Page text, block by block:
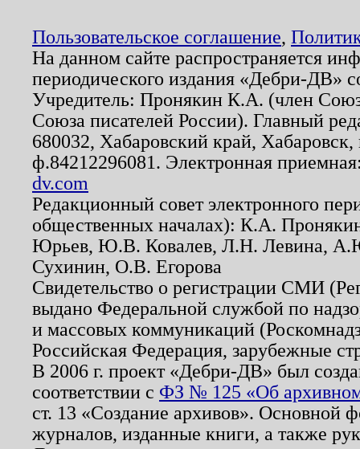
Пользовательское соглашение,
На данном сайте распространяется
периодического издания «Дебри-ДВ»
Учредитель: Пронякин К.А. (член
Союза писателей России). Главный
680032, Хабаровский край,
ф.84212296081. Электронная
dv.com
Редакционный совет электронного
общественных началах): К.А.
Юрьев, Ю.В. Ковалев, Л.Н. Левина,
Сухинин, О.В. Егорова
Свидетельство о регистрации СМИ
выдано Федеральной службой по
и массовых коммуникаций
Российская Федерация, зарубежные
В 2006 г. проект «Дебри-ДВ» был
соответствии с ФЗ № 125 «Об
ст. 13 «Создание архивов». Основной
журналов, изданные книги, а также